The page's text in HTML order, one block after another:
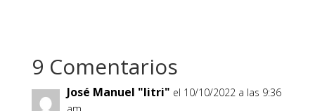
9 Comentarios
José Manuel "litri" el 10/10/2022 a las 9:36